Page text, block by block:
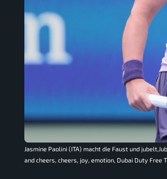
Jasmine Paolini (ITA) macht die Faust und
and cheers, cheers, joy, emotion, Dubai Duty Free